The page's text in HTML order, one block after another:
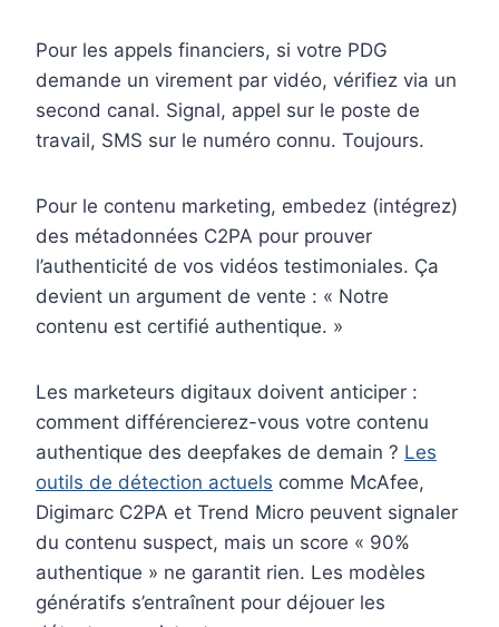
Pour les appels financiers, si votre PDG
demande un virement par vidéo, vérifiez via un
second canal. Signal, appel sur le poste de
travail, SMS sur le numéro connu. Toujours.
Pour le contenu marketing, embedez (intégrez)
des métadonnées C2PA pour prouver
l’authenticité de vos vidéos testimoniales. Ça
devient un argument de vente : « Notre
contenu est certifié authentique. »
Les marketeurs digitaux doivent anticiper :
comment différencierez-vous votre contenu
authentique des deepfakes de demain ? Les
outils de détection actuels comme McAfee,
Digimarc C2PA et Trend Micro peuvent signaler
du contenu suspect, mais un score « 90%
authentique » ne garantit rien. Les modèles
génératifs s’entraînent pour déjouer les